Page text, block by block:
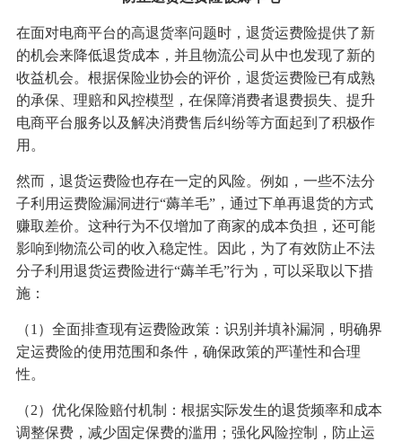
在面对电商平台的高退货率问题时，退货运费险提供了新
的机会来降低退货成本，并且物流公司从中也发现了新的
收益机会。根据保险业协会的评价，退货运费险已有成熟
的承保、理赔和风控模型，在保障消费者退费损失、提升
电商平台服务以及解决消费售后纠纷等方面起到了积极作
用。
然而，退货运费险也存在一定的风险。例如，一些不法分
子利用运费险漏洞进行“薅羊毛”，通过下单再退货的方式
赚取差价。这种行为不仅增加了商家的成本负担，还可能
影响到物流公司的收入稳定性。因此，为了有效防止不法
分子利用退货运费险进行“薅羊毛”行为，可以采取以下措
施：
（1）全面排查现有运费险政策：识别并填补漏洞，明确界
定运费险的使用范围和条件，确保政策的严谨性和合理
性。
（2）优化保险赔付机制：根据实际发生的退货频率和成本
调整保费，减少固定保费的滥用；强化风险控制，防止运